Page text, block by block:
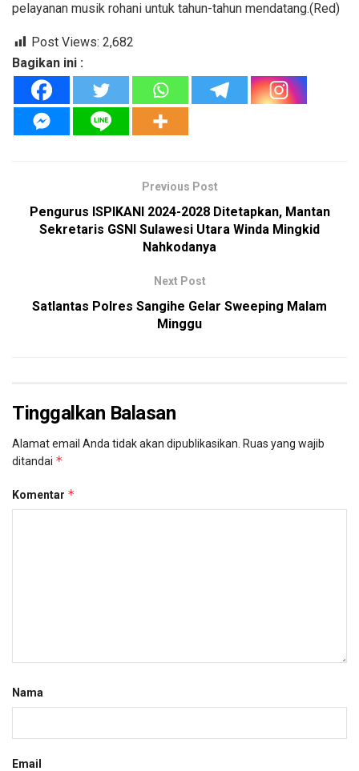
pelayanan musik rohani untuk tahun-tahun mendatang.(Red)
Post Views: 2,682
Bagikan ini :
Previous Post
Pengurus ISPIKANI 2024-2028 Ditetapkan, Mantan
Sekretaris GSNI Sulawesi Utara Winda Mingkid
Nahkodanya
Next Post
Satlantas Polres Sangihe Gelar Sweeping Malam
Minggu
Tinggalkan Balasan
Alamat email Anda tidak akan dipublikasikan. Ruas yang wajib
ditandai *
Komentar *
Nama
Email